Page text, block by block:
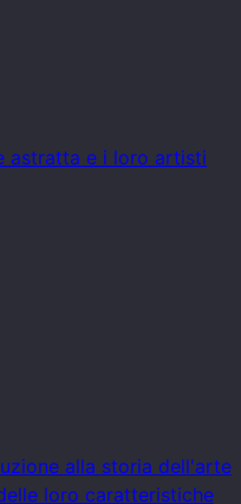
astratta e i loro artisti
alla storia dell'arte
loro caratteristiche